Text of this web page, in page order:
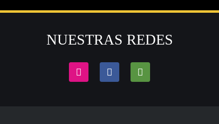
NUESTRAS REDES